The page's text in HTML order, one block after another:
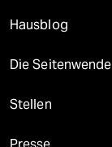
Hausblog
Die Seitenwende
Stellen